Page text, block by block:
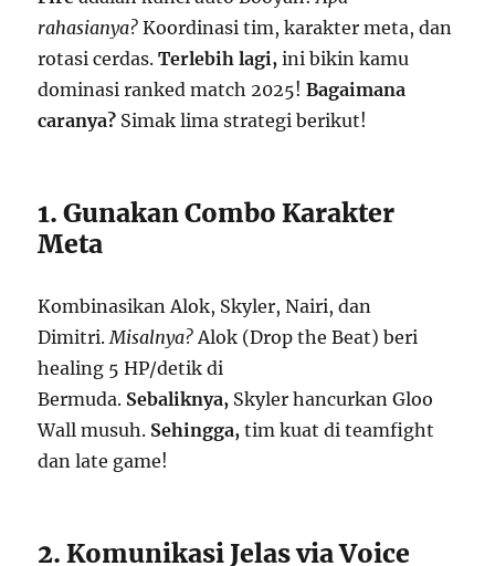
rahasianya? Koordinasi tim, karakter meta, dan
rotasi cerdas.Terlebih lagi, ini bikin kamu
dominasi ranked match 2025!Bagaimana
caranya? Simak lima strategi berikut!
1. Gunakan Combo Karakter
Meta
Kombinasikan Alok, Skyler, Nairi, dan
Dimitri.Misalnya?Alok (Drop the Beat) beri
healing 5 HP/detik di
Bermuda. Sebaliknya, Skyler hancurkan Gloo
Wall musuh. Sehingga, tim kuat di teamfight
dan late game!
2. Komunikasi Jelas via Voice